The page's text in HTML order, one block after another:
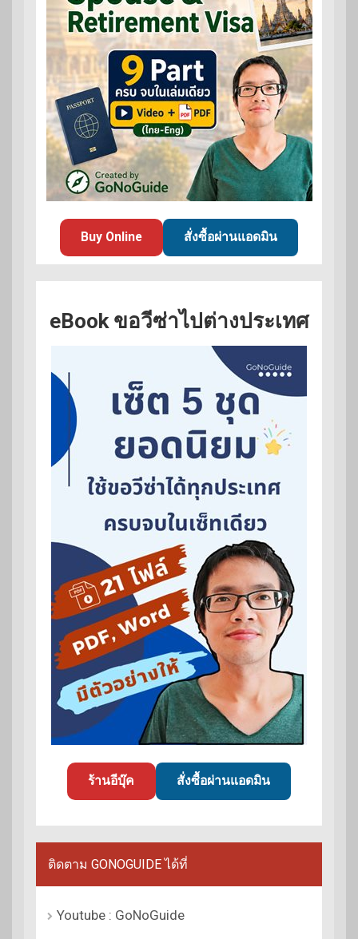
Buy Online สั่งซื้อผ่านแอดมิน
eBook ขอวีซ่าไปต่างประเทศ
ร้านอีบุ๊ค สั่งซื้อผ่านแอดมิน
ติดตาม GONOGUIDE ได้ที่
Youtube : GoNoGuide